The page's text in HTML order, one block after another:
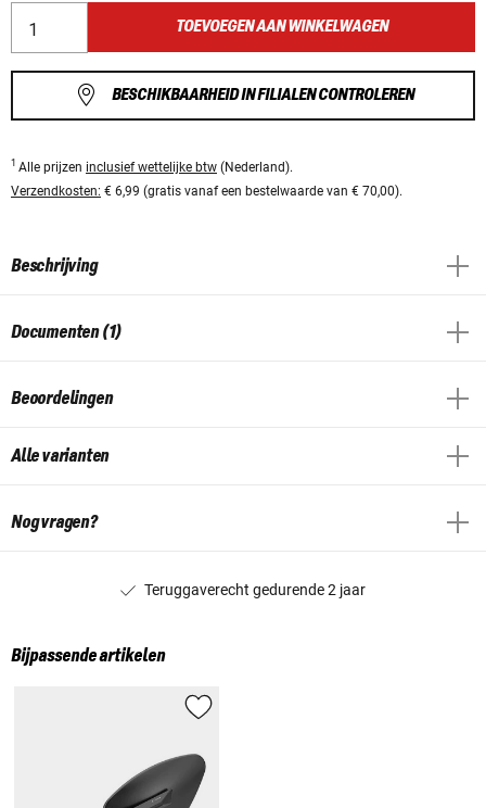
TOEVOEGEN AAN WINKELWAGEN
BESCHIKBAARHEID IN FILIALEN CONTROLEREN
1 Alle prijzen inclusief wettelijke btw (Nederland).
Verzendkosten: € 6,99 (gratis vanaf een bestelwaarde van € 70,00).
Beschrijving
Documenten (1)
Beoordelingen
Alle varianten
Nog vragen?
Teruggaverecht gedurende 2 jaar
Bijpassende artikelen